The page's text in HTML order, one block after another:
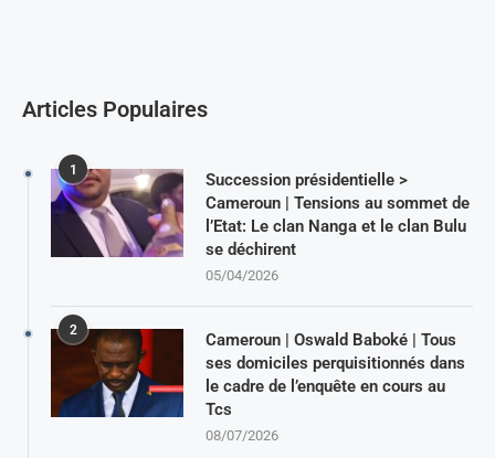
Articles Populaires
1
Succession présidentielle >
Cameroun | Tensions au sommet de
l’Etat: Le clan Nanga et le clan Bulu
se déchirent
05/04/2026
2
Cameroun | Oswald Baboké | Tous
ses domiciles perquisitionnés dans
le cadre de l’enquête en cours au
Tcs
08/07/2026